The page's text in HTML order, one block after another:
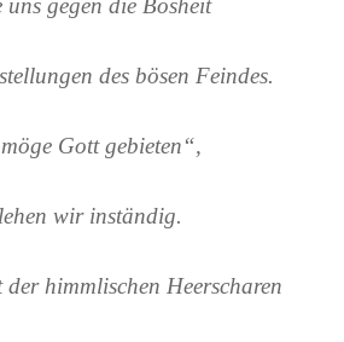
uns gegen die Bosheit
des bösen Feindes.
Gott gebieten“,
wir inständig.
himmlischen Heerscharen